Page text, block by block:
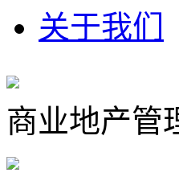
关于我们
商业地产管